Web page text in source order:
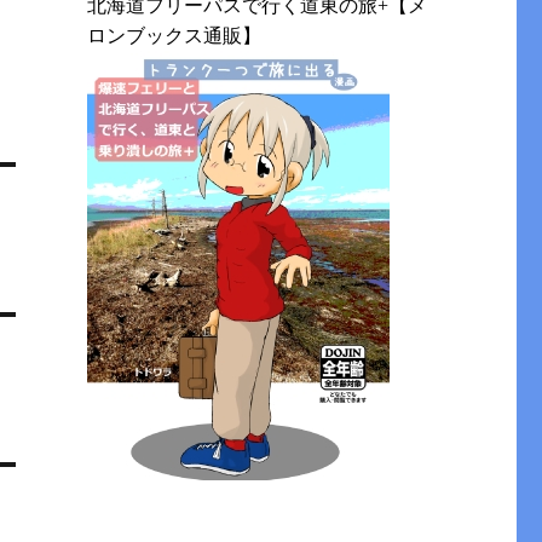
北海道フリーパスで行く道東の旅+【メ
ロンブックス通販】